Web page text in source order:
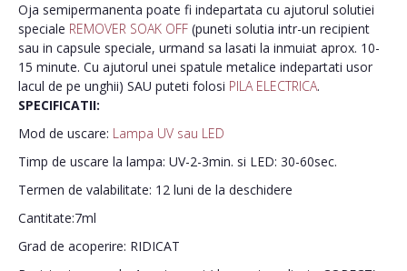
Oja semipermanenta poate fi indepartata cu ajutorul solutiei
speciale REMOVER SOAK OFF (puneti solutia intr-un recipient
sau in capsule speciale, urmand sa lasati la inmuiat aprox. 10-
15 minute. Cu ajutorul unei spatule metalice indepartati usor
lacul de pe unghii) SAU puteti folosi PILA ELECTRICA.
SPECIFICATII:
Mod de uscare: Lampa UV sau LED
Timp de uscare la lampa: UV-2-3min. si LED: 30-60sec.
Termen de valabilitate: 12 luni de la deschidere
Cantitate:7ml
Grad de acoperire: RIDICAT